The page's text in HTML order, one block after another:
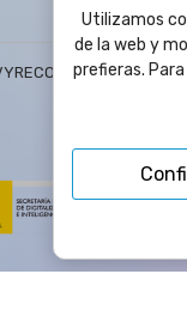
VYRECO SL - C/Juan
Utilizamos
de la web y
prefieras.